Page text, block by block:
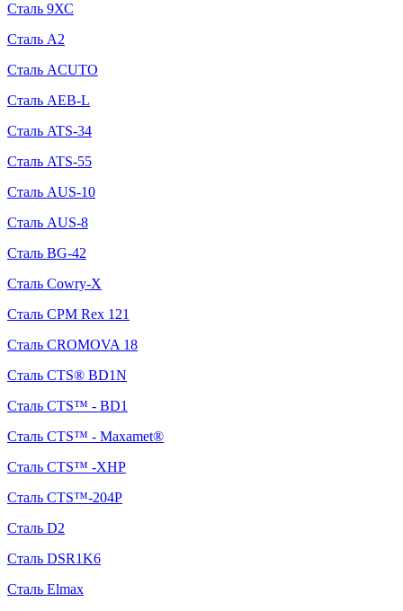
Сталь 9ХС
Сталь A2
Сталь ACUTO
Сталь AEB-L
Сталь ATS-34
Сталь ATS-55
Сталь AUS-10
Сталь AUS-8
Сталь BG-42
Сталь Cowry-X
Сталь CPM Rex 121
Сталь CROMOVA 18
Сталь CTS® BD1N
Сталь CTS™ - BD1
Сталь CTS™ - Maxamet®
Сталь CTS™ -XHP
Сталь CTS™-204P
Сталь D2
Сталь DSR1K6
Сталь Elmax